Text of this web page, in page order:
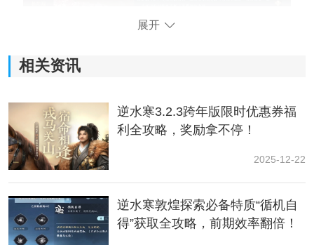
1、玩家完成周本挑战后，使用罗彩签获得对应首领外观
16次就能必定获取白发。
2、其中参与舞阳城、镜天阁和永夜星都副本挑战都有机
会获得白发。
展开
相关资讯
逆水寒3.2.3跨年版限时优惠券福
利全攻略，奖励拿不停！
2025-12-22
逆水寒敦煌探索必备特质“循机自
得”获取全攻略，前期效率翻倍！